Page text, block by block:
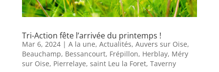
Tri-Action fête l’arrivée du printemps !
Mar 6, 2024| A la une, Actualités, Auvers sur Oise,
Beauchamp, Bessancourt, Frépillon, Herblay, Méry
sur Oise, Pierrelaye, saint Leu la Foret, Taverny